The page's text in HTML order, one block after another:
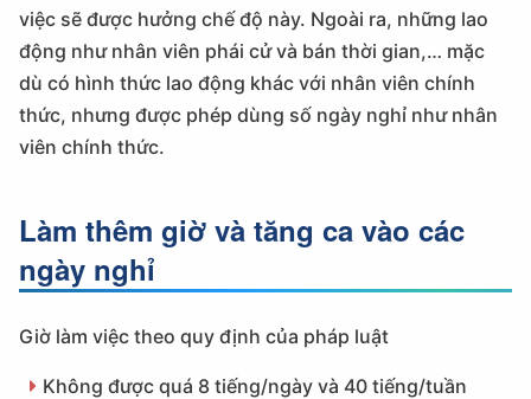
việc sẽ được hưởng chế độ này. Ngoài ra, những lao
động như nhân viên phái cử và bán thời gian,… mặc
dù có hình thức lao động khác với nhân viên chính
thức, nhưng được phép dùng số ngày nghỉ như nhân
viên chính thức.
Làm thêm giờ và tăng ca vào các
ngày nghỉ
Giờ làm việc theo quy định của pháp luật
Không được quá 8 tiếng/ngày và 40 tiếng/tuần